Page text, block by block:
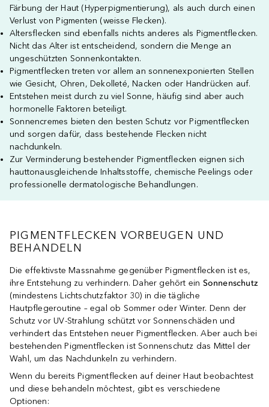
Färbung der Haut (Hyperpigmentierung), als auch durch einen
Verlust von Pigmenten (weisse Flecken).
Altersflecken sind ebenfalls nichts anderes als Pigmentflecken.
Nicht das Alter ist entscheidend, sondern die Menge an
ungeschützten Sonnenkontakten.
Pigmentflecken treten vor allem an sonnenexponierten Stellen
wie Gesicht, Ohren, Dekolleté, Nacken oder Handrücken auf.
Entstehen meist durch zu viel Sonne, häufig sind aber auch
hormonelle Faktoren beteiligt.
Sonnencremes bieten den besten Schutz vor Pigmentflecken
und sorgen dafür, dass bestehende Flecken nicht
nachdunkeln.
Zur Verminderung bestehender Pigmentflecken eignen sich
hauttonausgleichende Inhaltsstoffe, chemische Peelings oder
professionelle dermatologische Behandlungen.
PIGMENTFLECKEN VORBEUGEN UND
BEHANDELN
Die effektivste Massnahme gegenüber Pigmentflecken ist es,
ihre Entstehung zu verhindern. Daher gehört ein Sonnenschutz
(mindestens Lichtschutzfaktor 30) in die tägliche
Hautpflegeroutine – egal ob Sommer oder Winter. Denn der
Schutz vor UV-Strahlung schützt vor Sonnenschäden und
verhindert das Entstehen neuer Pigmentflecken. Aber auch bei
bestehenden Pigmentflecken ist Sonnenschutz das Mittel der
Wahl, um das Nachdunkeln zu verhindern.
Wenn du bereits Pigmentflecken auf deiner Haut beobachtest
und diese behandeln möchtest, gibt es verschiedene
Optionen: